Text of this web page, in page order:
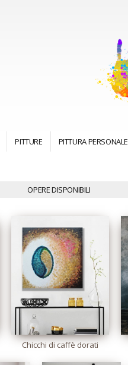
PITTURE PITTURA PERSONALE
OPERE DISPONIBILI
Chicchi di caffè dorati